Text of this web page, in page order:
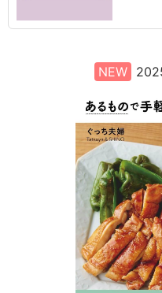
NEW